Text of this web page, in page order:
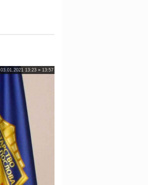
03.01.2021 13:23 » 13:57